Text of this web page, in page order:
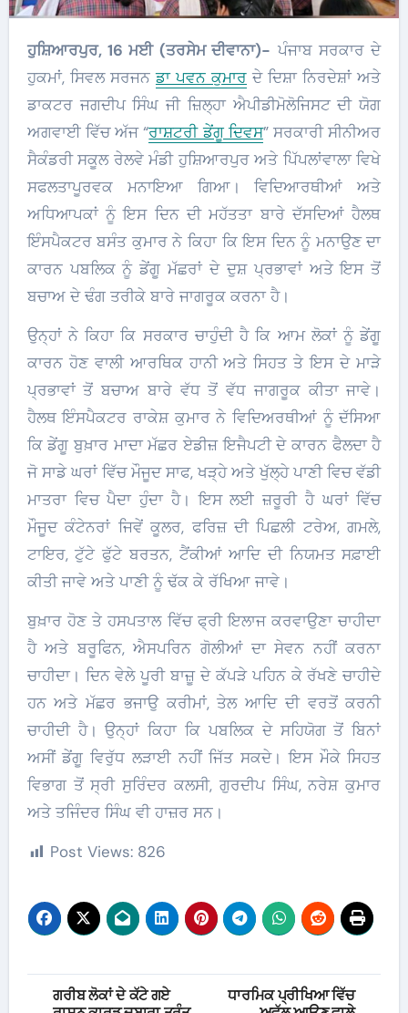
ਹੁਸ਼ਿਆਰਪੁਰ, 16 ਮਈ (ਤਰਸੇਮ ਦੀਵਾਨਾ)- ਪੰਜਾਬ ਸਰਕਾਰ ਦੇ
ਹੁਕਮਾਂ, ਸਿਵਲ ਸਰਜਨਡਾ ਪਵਨ ਕੁਮਾਰ ਦੇ ਦਿਸ਼ਾ ਨਿਰਦੇਸ਼ਾਂ ਅਤੇ
ਡਾਕਟਰ ਜਗਦੀਪ ਸਿੰਘ ਜੀ ਜ਼ਿਲ੍ਹਾ ਐਪੀਡੀਮੋਲੋਜਿਸਟ ਦੀ ਯੋਗ
ਅਗਵਾਈ ਵਿੱਚ ਅੱਜ “ਰਾਸ਼ਟਰੀ ਡੇਂਗੂ ਦਿਵਸ” ਸਰਕਾਰੀ ਸੀਨੀਅਰ
ਸੈਕੰਡਰੀ ਸਕੂਲ ਰੇਲਵੇ ਮੰਡੀ ਹੁਸ਼ਿਆਰਪੁਰ ਅਤੇ ਪਿੱਪਲਾਂਵਾਲਾ ਵਿਖੇ
ਸਫਲਤਾਪੂਰਵਕ ਮਨਾਇਆ ਗਿਆ। ਵਿਦਿਆਰਥੀਆਂ ਅਤੇ
ਅਧਿਆਪਕਾਂ ਨੂੰ ਇਸ ਦਿਨ ਦੀ ਮਹੱਤਤਾ ਬਾਰੇ ਦੱਸਦਿਆਂ ਹੈਲਥ
ਇੰਸਪੈਕਟਰ ਬਸੰਤ ਕੁਮਾਰ ਨੇ ਕਿਹਾ ਕਿ ਇਸ ਦਿਨ ਨੂੰ ਮਨਾਉਣ ਦਾ
ਕਾਰਨ ਪਬਲਿਕ ਨੂੰ ਡੇਂਗੂ ਮੱਛਰਾਂ ਦੇ ਦੁਸ਼ ਪ੍ਰਭਾਵਾਂ ਅਤੇ ਇਸ ਤੋਂ
ਬਚਾਅ ਦੇ ਢੰਗ ਤਰੀਕੇ ਬਾਰੇ ਜਾਗਰੂਕ ਕਰਨਾ ਹੈ।
ਉਨ੍ਹਾਂ ਨੇ ਕਿਹਾ ਕਿ ਸਰਕਾਰ ਚਾਹੁੰਦੀ ਹੈ ਕਿ ਆਮ ਲੋਕਾਂ ਨੂੰ ਡੇਂਗੂ
ਕਾਰਨ ਹੋਣ ਵਾਲੀ ਆਰਥਿਕ ਹਾਨੀ ਅਤੇ ਸਿਹਤ ਤੇ ਇਸ ਦੇ ਮਾੜੇ
ਪ੍ਰਭਾਵਾਂ ਤੋਂ ਬਚਾਅ ਬਾਰੇ ਵੱਧ ਤੋਂ ਵੱਧ ਜਾਗਰੂਕ ਕੀਤਾ ਜਾਵੇ।
ਹੈਲਥ ਇੰਸਪੈਕਟਰ ਰਾਕੇਸ਼ ਕੁਮਾਰ ਨੇ ਵਿਦਿਅਰਥੀਆਂ ਨੂੰ ਦੱਸਿਆ
ਕਿ ਡੇਂਗੂ ਬੁਖ਼ਾਰ ਮਾਦਾ ਮੱਛਰ ਏਡੀਜ਼ ਇਜੈਪਟੀ ਦੇ ਕਾਰਨ ਫੈਲਦਾ ਹੈ
ਜੋ ਸਾਡੇ ਘਰਾਂ ਵਿੱਚ ਮੌਜੂਦ ਸਾਫ, ਖੜ੍ਹੇ ਅਤੇ ਖੁੱਲ੍ਹੇ ਪਾਣੀ ਵਿਚ ਵੱਡੀ
ਮਾਤਰਾ ਵਿਚ ਪੈਦਾ ਹੁੰਦਾ ਹੈ। ਇਸ ਲਈ ਜ਼ਰੂਰੀ ਹੈ ਘਰਾਂ ਵਿੱਚ
ਮੌਜੂਦ ਕੰਟੇਨਰਾਂ ਜਿਵੇਂ ਕੂਲਰ, ਫਰਿਜ਼ ਦੀ ਪਿਛਲੀ ਟਰੇਅ, ਗਮਲੇ,
ਟਾਇਰ, ਟੁੱਟੇ ਫੁੱਟੇ ਬਰਤਨ, ਟੈਂਕੀਆਂ ਆਦਿ ਦੀ ਨਿਯਮਤ ਸਫ਼ਾਈ
ਕੀਤੀ ਜਾਵੇ ਅਤੇ ਪਾਣੀ ਨੂੰ ਢੱਕ ਕੇ ਰੱਖਿਆ ਜਾਵੇ।
ਬੁਖ਼ਾਰ ਹੋਣ ਤੇ ਹਸਪਤਾਲ ਵਿੱਚ ਫ੍ਰੀ ਇਲਾਜ ਕਰਵਾਉਣਾ ਚਾਹੀਦਾ
ਹੈ ਅਤੇ ਬਰੂਫਿਨ, ਐਸਪਰਿਨ ਗੋਲੀਆਂ ਦਾ ਸੇਵਨ ਨਹੀਂ ਕਰਨਾ
ਚਾਹੀਦਾ। ਦਿਨ ਵੇਲੇ ਪੂਰੀ ਬਾਜ਼ੂ ਦੇ ਕੱਪੜੇ ਪਹਿਨ ਕੇ ਰੱਖਣੇ ਚਾਹੀਦੇ
ਹਨ ਅਤੇ ਮੱਛਰ ਭਜਾਉ ਕਰੀਮਾਂ, ਤੇਲ ਆਦਿ ਦੀ ਵਰਤੋਂ ਕਰਨੀ
ਚਾਹੀਦੀ ਹੈ। ਉਨ੍ਹਾਂ ਕਿਹਾ ਕਿ ਪਬਲਿਕ ਦੇ ਸਹਿਯੋਗ ਤੋਂ ਬਿਨਾਂ
ਅਸੀਂ ਡੇਂਗੂ ਵਿਰੁੱਧ ਲੜਾਈ ਨਹੀਂ ਜਿੱਤ ਸਕਦੇ। ਇਸ ਮੌਕੇ ਸਿਹਤ
ਵਿਭਾਗ ਤੋਂ ਸ੍ਰੀ ਸੁਰਿੰਦਰ ਕਲਸੀ, ਗੁਰਦੀਪ ਸਿੰਘ, ਨਰੇਸ਼ ਕੁਮਾਰ
ਅਤੇ ਤਜਿੰਦਰ ਸਿੰਘ ਵੀ ਹਾਜ਼ਰ ਸਨ।
Post Views: 826
Post
ਗਰੀਬ ਲੋਕਾਂ ਦੇ ਕੱਟੇ ਗਏ
ਧਾਰਮਿਕ ਪ੍ਰੀਖਿਆ ਵਿੱਚ